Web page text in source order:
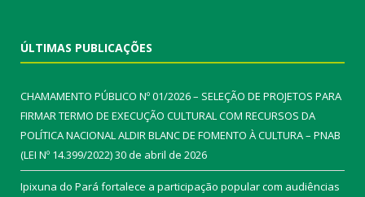
ÚLTIMAS PUBLICAÇÕES
CHAMAMENTO PÚBLICO Nº 01/2026 – SELEÇÃO DE PROJETOS PARA
FIRMAR TERMO DE EXECUÇÃO CULTURAL COM RECURSOS DA
POLÍTICA NACIONAL ALDIR BLANC DE FOMENTO À CULTURA – PNAB
(LEI Nº 14.399/2022)30 de abril de 2026
Ipixuna do Pará fortalece a participação popular com audiências